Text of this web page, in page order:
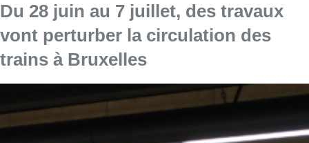
Du 28 juin au 7 juillet, des travaux
vont perturber la circulation des
trains à Bruxelles